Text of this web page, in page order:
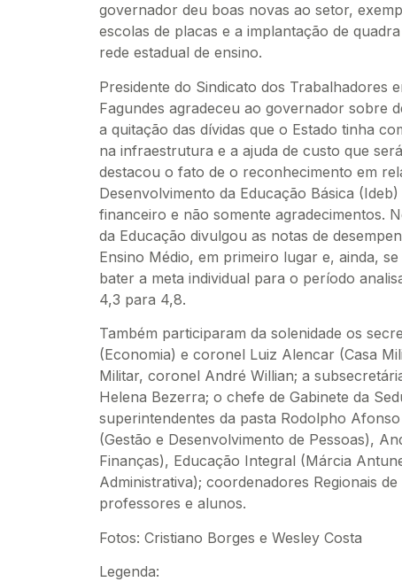
governador deu boas novas ao setor,
escolas de placas e a implantação de
rede estadual de ensino.
Presidente do Sindicato dos Trabalhadores
Fagundes agradeceu ao governador sobre
a quitação das dívidas que o Estado tinha
na infraestrutura e a ajuda de custo que
destacou o fato de o reconhecimento em
Desenvolvimento da Educação Básica
financeiro e não somente agradecimentos.
da Educação divulgou as notas de
Ensino Médio, em primeiro lugar e, ainda,
bater a meta individual para o período
4,3 para 4,8.
Também participaram da solenidade os
(Economia) e coronel Luiz Alencar (Casa
Militar, coronel André Willian; a
Helena Bezerra; o chefe de Gabinete da
superintendentes da pasta Rodolpho
(Gestão e Desenvolvimento de Pessoas),
Finanças), Educação Integral (Márcia
Administrativa); coordenadores Regionais
professores e alunos.
Fotos: Cristiano Borges e Wesley Costa
Legenda: